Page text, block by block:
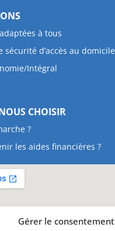
Gérer le consentement
à tous
sécurité d’accès au domicile
Intégral
CHOISIR
?
les aides financières ?